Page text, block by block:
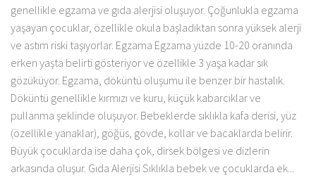
genellikle egzama ve gıda alerjisi oluşuyor. Çoğunlukla egzama
yaşayan çocuklar, özellikle okula başladıktan sonra yüksek alerji
ve astım riski taşıyorlar. Egzama Egzama yüzde 10-20 oranında
erken yaşta belirti gösteriyor ve özellikle 3 yaşa kadar sık
gözüküyor. Egzama, döküntü oluşumu ile benzer bir hastalık.
Döküntü genellikle kırmızı ve kuru, küçük kabarcıklar ve
pullanma şeklinde oluşuyor. Bebeklerde sıklıkla kafa derisi, yüz
(özellikle yanaklar), göğüs, gövde, kollar ve bacaklarda belirir.
Büyük çocuklarda ise daha çok, dirsek bölgesi ve dizlerin
arkasında oluşur. Gıda Alerjisi Sıklıkla bebek ve çocuklarda ek...